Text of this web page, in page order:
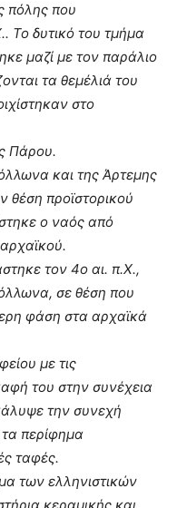
πόλης που
Το δυτικό του τμήμα
μαζί με τον παράλιο
τα θεμέλιά του
στο
Πάρου.
και της Άρτεμης
προϊστορικού
ο ναός από
τον 4ο αι. π.Χ.,
σε θέση που
φάση στα αρχαϊκά
με τις
του στην συνέχεια
την συνεχή
περίφημα
ταφές.
των ελληνιστικών